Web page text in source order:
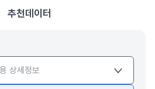
추천데이터